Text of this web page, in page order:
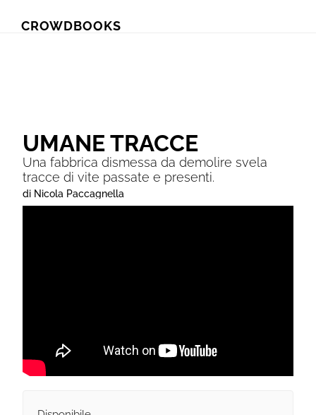
CROWDBOOKS
UMANE TRACCE
Una fabbrica dismessa da demolire svela
tracce di vite passate e presenti.
di Nicola Paccagnella